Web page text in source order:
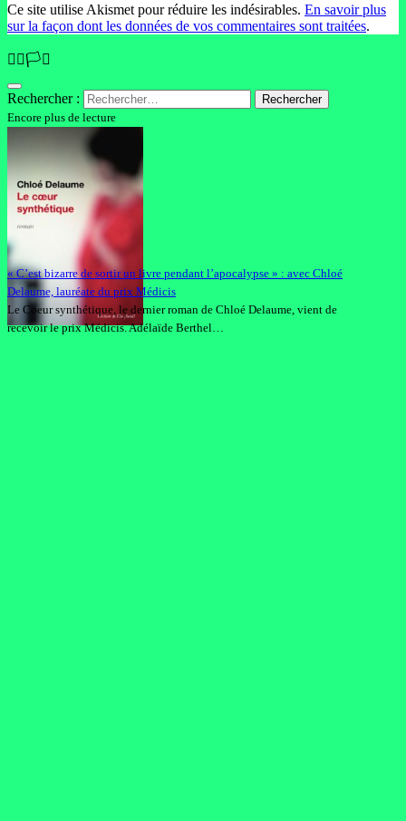
Ce site utilise Akismet pour réduire les indésirables. En savoir plus
sur la façon dont les données de vos commentaires sont traitées.
🏳️‍🌈🏳️‍⚧️
Rechercher :
Encore plus de lecture
« C’est bizarre de sortir un livre pendant l’apocalypse » : avec Chloé
Delaume, lauréate du prix Médicis
Le Coeur synthétique, le dernier roman de Chloé Delaume, vient de
recevoir le prix Médicis. Adélaïde Berthel…